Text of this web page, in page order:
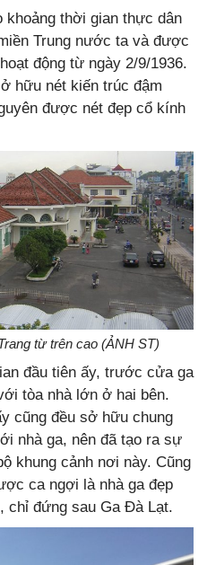
thời gian thực dân
Trung nước ta và được
động từ ngày 2/9/1936.
hữu nét kiến trúc đậm
được nét đẹp cổ kính
từ trên cao (ẢNH ST)
đầu tiên ấy, trước cửa ga
tòa nhà lớn ở hai bên.
cũng đều sở hữu chung
nhà ga, nên đã tạo ra sự
khung cảnh nơi này. Cũng
ca ngợi là nhà ga đẹp
chỉ đứng sau Ga Đà Lạt.